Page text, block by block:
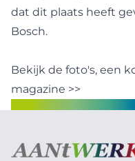
dat dit plaats heeft
Bosch.
Bekijk de foto's, een
magazine >>